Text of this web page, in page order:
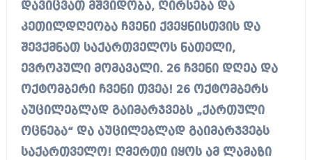
დავიცვათ მშვიდობა, ღირსება და
კეთილდღეობა ჩვენი ქვეყნისთვის და
შევქმნათ საქართველოს ნათელი,
ევროპული მომავალი. 26 ჩვენი დღეა და
ოქტომბერი ჩვენი თვეა! 26 ოქტომბერს
აუცილებლად გაიმარჯვებს „ქართული
ოცნება“ და აუცილებლად გაიმარჯვებს
საქართველო! ღმერთი იყოს ამ ლამაზი